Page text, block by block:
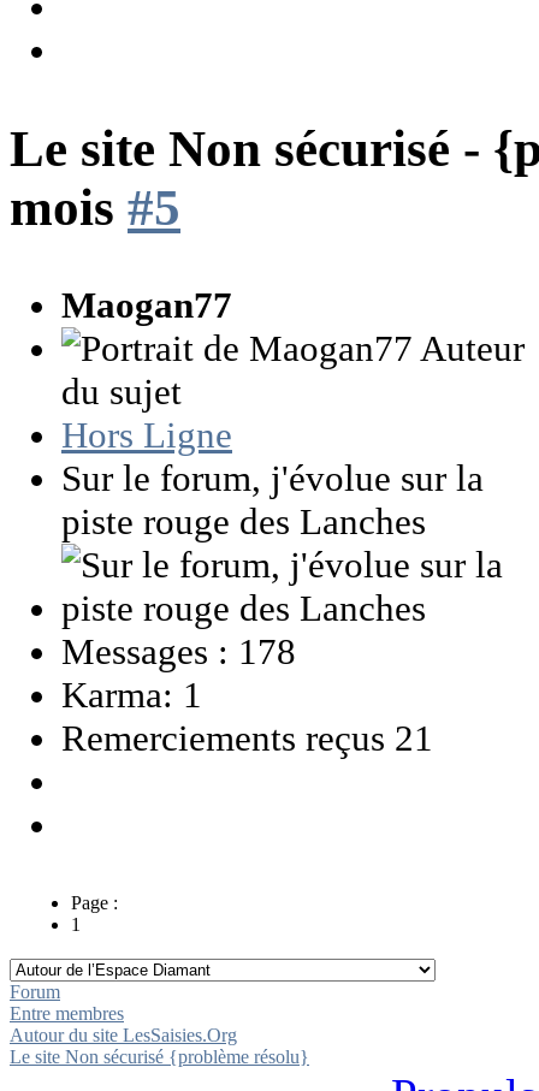
Le site Non sécurisé -
mois #5
Maogan77
Auteur
du sujet
Hors Ligne
Sur le forum, j'évolue sur la
piste rouge des Lanches
Messages : 178
Karma: 1
Remerciements reçus 21
Page :
1
Forum
Entre membres
Autour du site LesSaisies.Org
Le site Non sécurisé {problème résolu}